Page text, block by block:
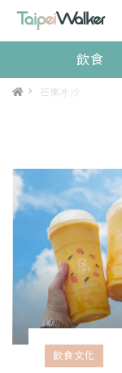
飲食
> 芒果冰沙
飲食文化